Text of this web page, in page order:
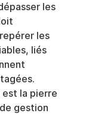
les
les
liés
la pierre
gestion